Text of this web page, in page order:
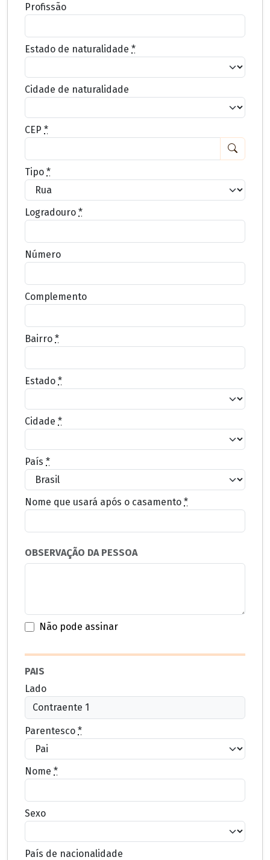
Profissão
Estado de naturalidade *
Cidade de naturalidade
CEP *
Tipo *
Logradouro *
Número
Complemento
Bairro *
Estado *
Cidade *
País *
Nome que usará após o casamento *
OBSERVAÇÃO DA PESSOA
Não pode assinar
PAIS
Lado
Parentesco *
Nome *
Sexo
País de nacionalidade